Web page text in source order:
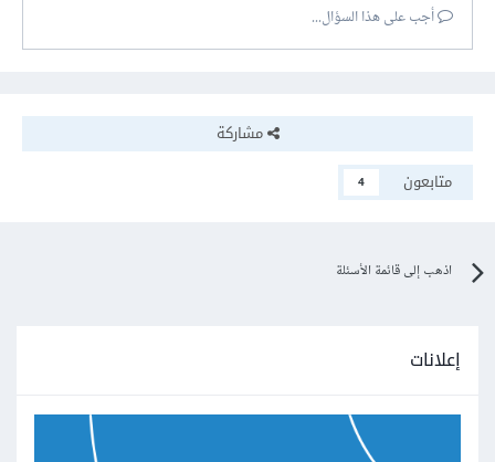
أجب على هذا السؤال...
مشاركة
متابعون
4
اذهب إلى قائمة الأسئلة
إعلانات